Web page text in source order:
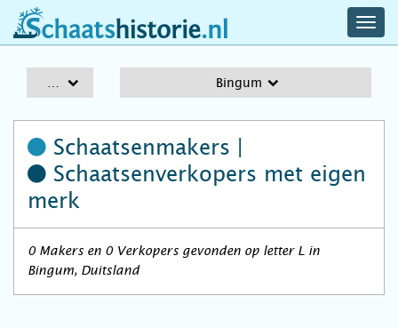
schaatshistorie.nl
Bingum
Schaatsenmakers |
Schaatsenverkopers met eigen
merk
0 Makers en 0 Verkopers gevonden op letter L in
Bingum, Duitsland